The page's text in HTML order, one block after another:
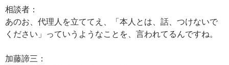
相談者：
あのお、代理人を立ててえ、「本人とは、話、つけないで
ください」っていうようなことを、言われてるんですね。
加藤諦三：